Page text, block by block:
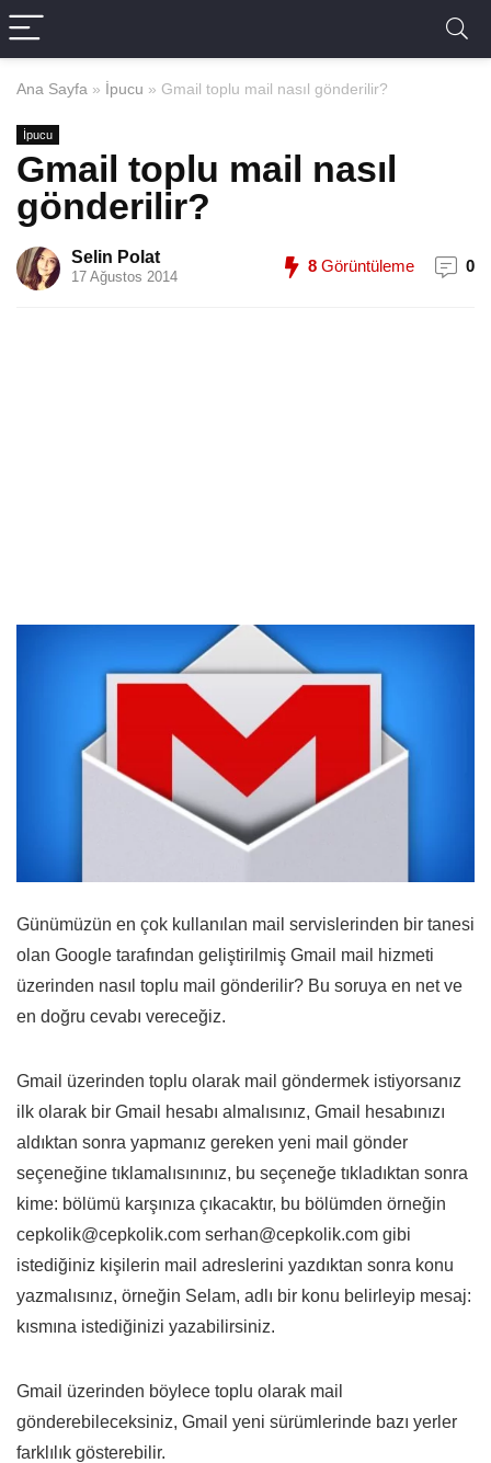
Ana Sayfa » İpucu » Gmail toplu mail nasıl gönderilir?
İpucu
Gmail toplu mail nasıl
gönderilir?
Selin Polat
17 Ağustos 2014
8 Görüntüleme 0
Günümüzün en çok kullanılan mail servislerinden bir tanesi
olan Google tarafından geliştirilmiş Gmail mail hizmeti
üzerinden nasıl toplu mail gönderilir? Bu soruya en net ve
en doğru cevabı vereceğiz.
Gmail üzerinden toplu olarak mail göndermek istiyorsanız
ilk olarak bir Gmail hesabı almalısınız, Gmail hesabınızı
aldıktan sonra yapmanız gereken yeni mail gönder
seçeneğine tıklamalısınınız, bu seçeneğe tıkladıktan sonra
kime: bölümü karşınıza çıkacaktır, bu bölümden örneğin
cepkolik@cepkolik.com serhan@cepkolik.com gibi
istediğiniz kişilerin mail adreslerini yazdıktan sonra konu
yazmalısınız, örneğin Selam, adlı bir konu belirleyip mesaj:
kısmına istediğinizi yazabilirsiniz.
Gmail üzerinden böylece toplu olarak mail
gönderebileceksiniz, Gmail yeni sürümlerinde bazı yerler
farklılık gösterebilir.